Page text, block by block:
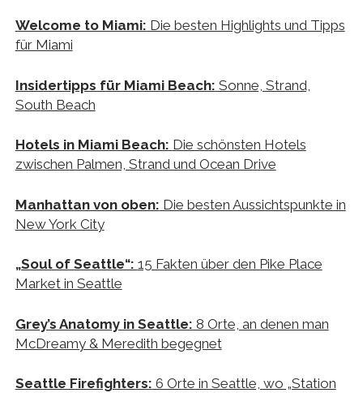
Welcome to Miami: Die besten Highlights und Tipps
für Miami
Insidertipps für Miami Beach: Sonne, Strand,
South Beach
Hotels in Miami Beach: Die schönsten Hotels
zwischen Palmen, Strand und Ocean Drive
Manhattan von oben: Die besten Aussichtspunkte in
New York City
„Soul of Seattle“: 15 Fakten über den Pike Place
Market in Seattle
Grey’s Anatomy in Seattle: 8 Orte, an denen man
McDreamy & Meredith begegnet
Seattle Firefighters: 6 Orte in Seattle, wo „Station